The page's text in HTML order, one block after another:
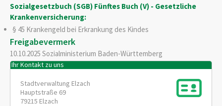
Sozialgesetzbuch (SGB) Fünftes Buch (V) - Gesetzliche
Krankenversicherung:
§ 45 Krankengeld bei Erkrankung des Kindes
Freigabevermerk
10.10.2025 Sozialministerium Baden-Württemberg
Ihr Kontakt zu uns
Stadtverwaltung Elzach
Hauptstraße 69
79215 Elzach